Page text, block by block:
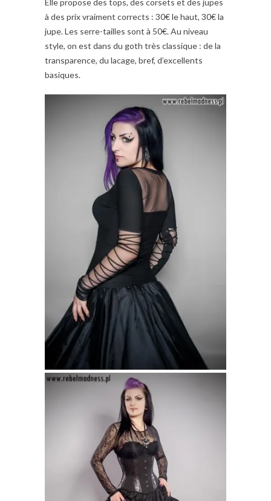
Elle propose des tops, des corsets et des jupes
à des prix vraiment corrects : 30€ le haut, 30€ la
jupe. Les serre-tailles sont à 50€. Au niveau
style, on est dans du goth très classique : de la
transparence, du lacage, bref, d’excellents
basiques.